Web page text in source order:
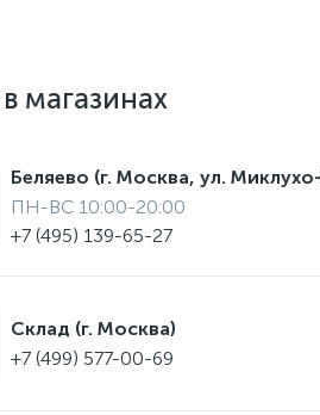
магазинах
Беляево (г. Москва, ул.
ПН-ВС 10:00-20:00
+7 (495) 139-65-27
Склад (г. Москва)
+7 (499) 577-00-69